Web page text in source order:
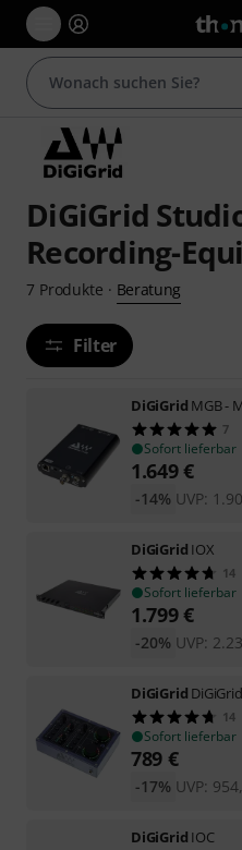
DiGiGrid
Recording-
7 Produkte · Beratung
Filter
DiGiGrid MGB -
7
Sofort lieferbar
1.649€
UVP:
-14%
DiGiGrid IOX
14
Sofort lieferbar
1.799€
UVP:
-20%
DiGiGrid
14
Sofort lieferbar
789 €
UVP:
-17%
DiGiGrid IOC